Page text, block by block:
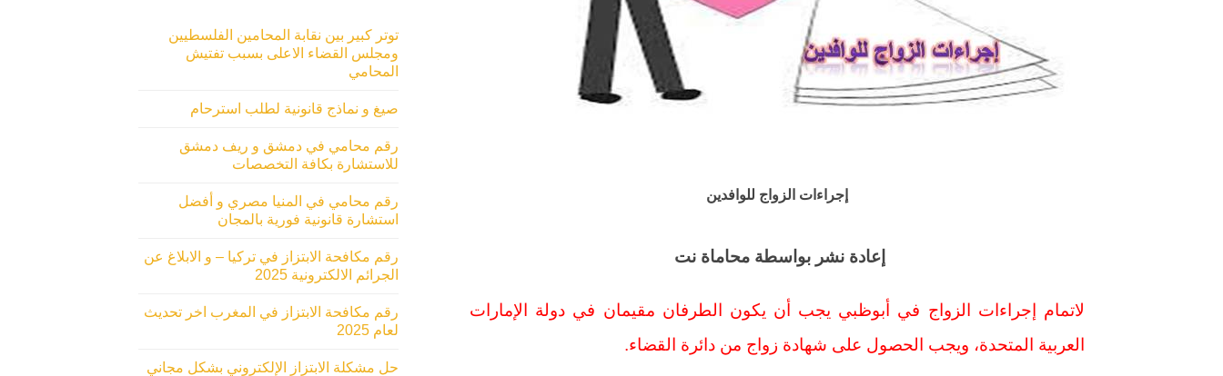
إجراءات الزواج للوافدين
إعادة نشر بواسطة محاماة نت
لاتمام إجراءات الزواج في أبوظبي يجب أن يكون الطرفان مقيمان في دولة الإمارات
العربية المتحدة، ويجب الحصول على شهادة زواج من دائرة القضاء.
توتر كبير بين نقابة المحامين الفلسطيين
ومجلس القضاء الاعلى بسبب تفتيش
المحامي
صيغ و نماذج قانونية لطلب استرحام
رقم محامي في دمشق و ريف دمشق
للاستشارة بكافة التخصصات
رقم محامي في المنيا مصري و أفضل
استشارة قانونية فورية بالمجان
رقم مكافحة الابتزاز في تركيا – و الابلاغ عن
الجرائم الالكترونية 2025
رقم مكافحة الابتزاز في المغرب اخر تحديث
لعام 2025
حل مشكلة الابتزاز الإلكتروني بشكل مجاني